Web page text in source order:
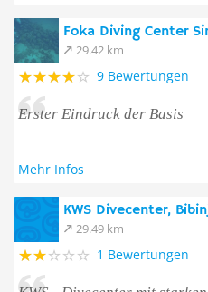
Foka Diving Center
29.42 km
9 Bewertungen
Erster Eindruck der Basis
Mehr Infos
KWS Divecenter,
29.49 km
1 Bewertungen